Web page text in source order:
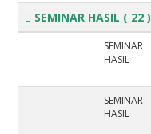
SEMINAR HASIL ( 22 )
SEMINAR
HASIL
SEMINAR
HASIL